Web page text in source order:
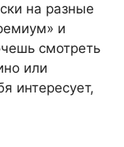
на разные
и
смотреть
или
интересует,